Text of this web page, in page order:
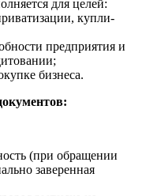
для целей:
купли-
предприятия и
бизнеса.
(при обращении
заверенная